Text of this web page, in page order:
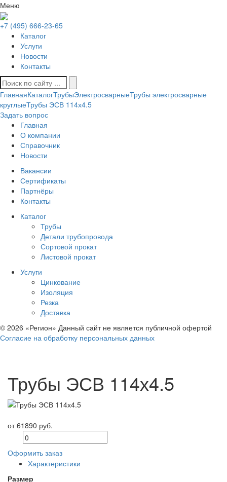
Меню
+7 (495) 666-23-65
Каталог
Услуги
Новости
Контакты
ГлавнаяКаталогТрубыЭлектросварныеТрубы электросварные
круглыеТрубы ЭСВ 114х4.5
Задать вопрос
Главная
О компании
Справочник
Новости
Вакансии
Сертификаты
Партнёры
Контакты
Каталог
Трубы
Детали трубопровода
Сортовой прокат
Листовой прокат
Услуги
Цинкование
Изоляция
Резка
Доставка
© 2026 «Регион» Данный сайт не является публичной офертой
Согласие на обработку персональных данных
Трубы ЭСВ 114х4.5
от 61890 руб.
Оформить заказ
Характеристики
Размер